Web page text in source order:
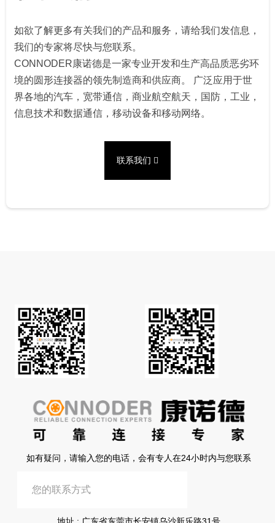
如欲了解更多有关我们的产品和服务，请给我们发信息，
我们的专家将尽快与您联系。
CONNODER康诺德是一家专业开发和生产高品质恶劣环
境的圆形连接器的领先制造商和供应商。 广泛应用于世
界各地的汽车，宽带通信，商业航空航天，国防，工业，
信息技术和数据通信，移动设备和移动网络。
联系我们
如有疑问，请输入您的电话，会有专人在24小时内与您联系